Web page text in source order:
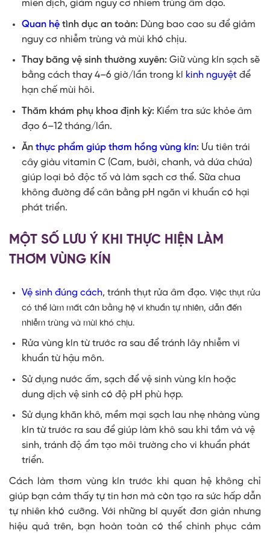
miễn dịch, giảm nguy cơ nhiễm trùng âm đạo.
Quan hệtình dục an toàn:Dùng bao cao su để giảm
nguy cơ nhiễm trùng và mùi khó chịu.
Thay băng vệ sinh thường xuyên:Giữ vùng kín sạch sẽ
bằng cách thay 4–6 giờ/lần trong kí kinh nguyệtđể
hạn chế mùi hôi.
Thăm khám phụ khoa định kỳ:Kiểm tra sức khỏe âm
đạo 6–12 tháng/lần.
Ăn thực phẩm giúp thơm hồng vùng kín:Ưu tiên trái
cây giàu vitamin C (Cam, bưởi, chanh, và dứa chứa)
giúp loại bỏ độc tố và làm sạch cơ thể. Sữa chua
không đường để cân bằng pH ngăn vi khuẩn có hại
phát triển.
MỘT SỐ LƯU Ý KHI THỰC HIỆN LÀM
THƠM VÙNG KÍN
Vệ sinh đúng cách, tránh thụt rửa âm đạo. Việc thụt rửa
có thể làm mất cân bằng hệ vi khuẩn tự nhiên, dẫn đến
nhiễm trùng và mùi khó chịu.
Rửa vùng kín từ trước ra sau để tránh lây nhiễm vi
khuẩn từ hậu môn.
Sử dụng nước ấm, sạch để vệ sinh vùng kín hoặc
dung dịch vệ sinh có độ pH phù hợp.
Sử dụng khăn khô, mềm mại sạch lau nhẹ nhàng vùng
kín từ trước ra sau để giúp làm khô sau khi tắm và vệ
sinh, tránh độ ẩm tạo môi trường cho vi khuẩn phát
triển.
Cách làm thơm vùng kín trước khi quan hệ không chỉ
giúp bạn cảm thấy tự tin hơn mà còn tạo ra sức hấp dẫn
tự nhiên khó cưỡng. Với những bí quyết đơn giản nhưng
hiệu quả trên, bạn hoàn toàn có thể chinh phục cảm